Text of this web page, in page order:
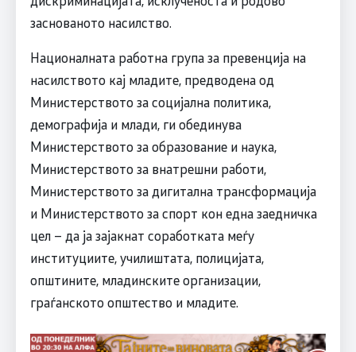
заснованото насилство.
Националната работна група за превенција на
насилството кај младите, предводена од
Министерството за социјална политика,
демографија и млади, ги обединува
Министерството за образование и наука,
Министерството за внатрешни работи,
Министерството за дигитална трансформација
и Министерството за спорт кон една заедничка
цел – да ја зајакнат соработката меѓу
институциите, училиштата, полицијата,
општините, младинските организации,
граѓанското општество и младите.